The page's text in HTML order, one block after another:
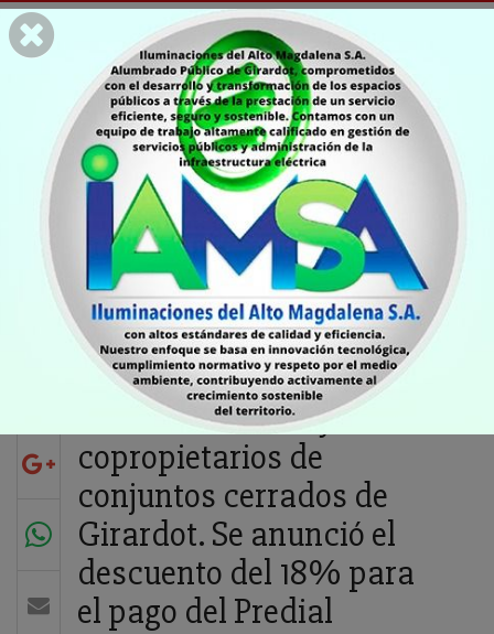
CIUDAD
Se efectuó mesa de
trabajo del Plan de
Desarrollo con
administradores y
copropietarios de
conjuntos cerrados de
Girardot. Se anunció el
descuento del 18% para
el pago del Predial